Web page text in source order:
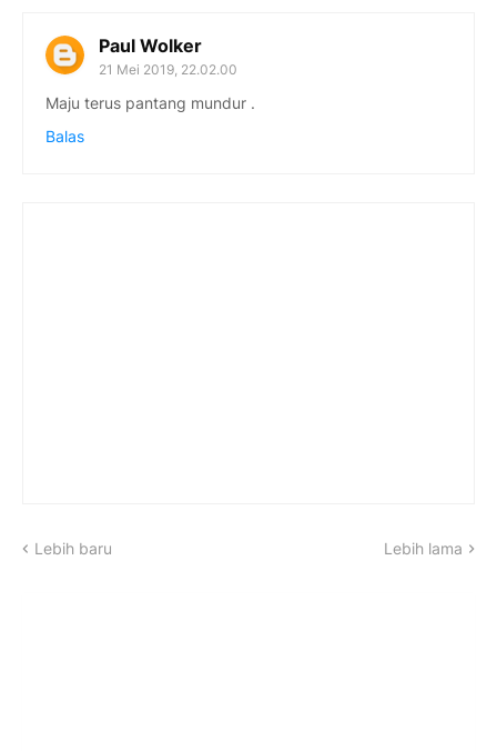
Paul Wolker
21 Mei 2019, 22.02.00
Maju terus pantang mundur .
Balas
Lebih baru Lebih lama